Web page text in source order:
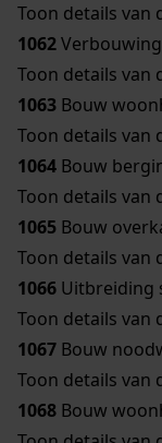
Toon details van
1062
Toon details van
1063 Bouw
Toon details van
1064 Bouw
Toon details van
1065 Bouw
Toon details van
1066 Uitbreiding
Toon details van
1067 Bouw
Toon details van
1068 Bouw